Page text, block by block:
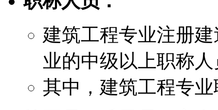
建筑工程专业注册
业的中级以上职称
其中，建筑工程专